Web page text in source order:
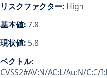
リスクファクター: High
基本値: 7.8
現状値: 5.8
ベクトル:
CVSS2#AV:N/AC:L/Au:N/C:C/